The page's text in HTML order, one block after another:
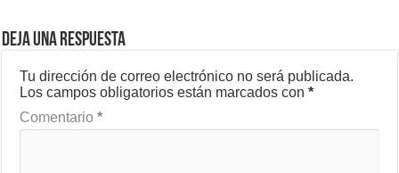
Deja una respuesta
Tu dirección de correo electrónico no será publicada.
Los campos obligatorios están marcados con*
Comentario*